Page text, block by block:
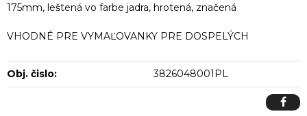
175mm, leštená vo farbe jadra, hrotená, značená
VHODNÉ PRE VYMAĽOVANKY PRE DOSPELÝCH
Obj. čislo: 3826048001PL